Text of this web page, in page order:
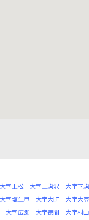
大字上松 大字上駒沢 大字下
大字塩生甲 大字大町 大字大
大字広瀬 大字徳間 大字村山